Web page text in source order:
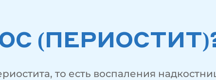
то есть воспаления